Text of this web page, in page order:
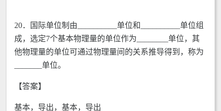
20．国际单位制由__________单位和__________单位组
成，选定7个基本物理量的单位作为________单位，其
他物理量的单位可通过物理量间的关系推导得到，称为
_______单位。
【答案】
基本，导出，基本，导出